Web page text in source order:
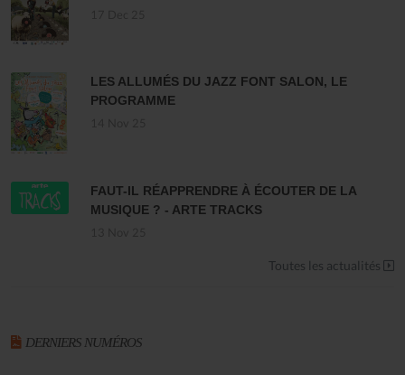
LES ALLUMÉS DU JAZZ FONT SALON, LE
PROGRAMME
FAUT-IL RÉAPPRENDRE À ÉCOUTER DE LA
MUSIQUE ? - ARTE TRACKS
Toutes les actualités
DERNIERS NUMÉROS